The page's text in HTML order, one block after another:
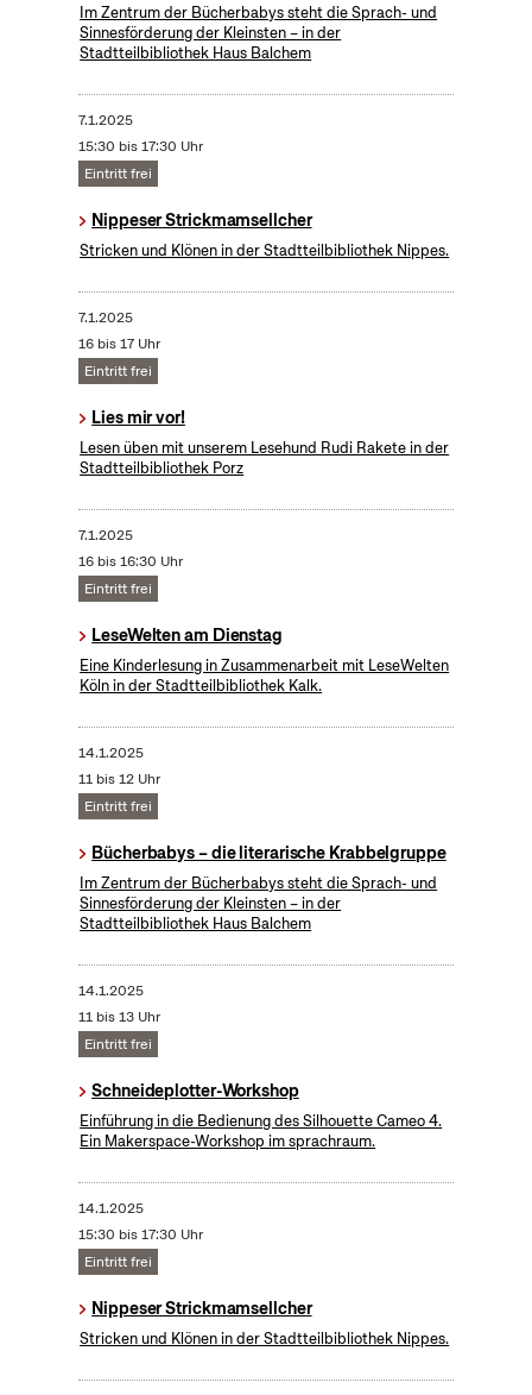
Im Zentrum der Bücherbabys steht die Sprach- und
Sinnesförderung der Kleinsten – in der
Stadtteilbibliothek Haus Balchem
7.1.2025
15:30 bis 17:30 Uhr
Eintritt frei
Nippeser Strickmamsellcher
Stricken und Klönen in der Stadtteilbibliothek Nippes.
7.1.2025
16 bis 17 Uhr
Eintritt frei
Lies mir vor!
Lesen üben mit unserem Lesehund Rudi Rakete in der
Stadtteilbibliothek Porz
7.1.2025
16 bis 16:30 Uhr
Eintritt frei
LeseWelten am Dienstag
Eine Kinderlesung in Zusammenarbeit mit LeseWelten
Köln in der Stadtteilbibliothek Kalk.
14.1.2025
11 bis 12 Uhr
Eintritt frei
Bücherbabys – die literarische Krabbelgruppe
Im Zentrum der Bücherbabys steht die Sprach- und
Sinnesförderung der Kleinsten – in der
Stadtteilbibliothek Haus Balchem
14.1.2025
11 bis 13 Uhr
Eintritt frei
Schneideplotter-Workshop
​Einführung in die Bedienung des Silhouette Cameo 4.
Ein Makerspace-Workshop im sprachraum.
14.1.2025
15:30 bis 17:30 Uhr
Eintritt frei
Nippeser Strickmamsellcher
Stricken und Klönen in der Stadtteilbibliothek Nippes.